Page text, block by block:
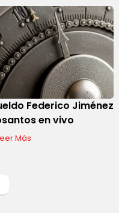
Federico Jiménez
en vivo
Más